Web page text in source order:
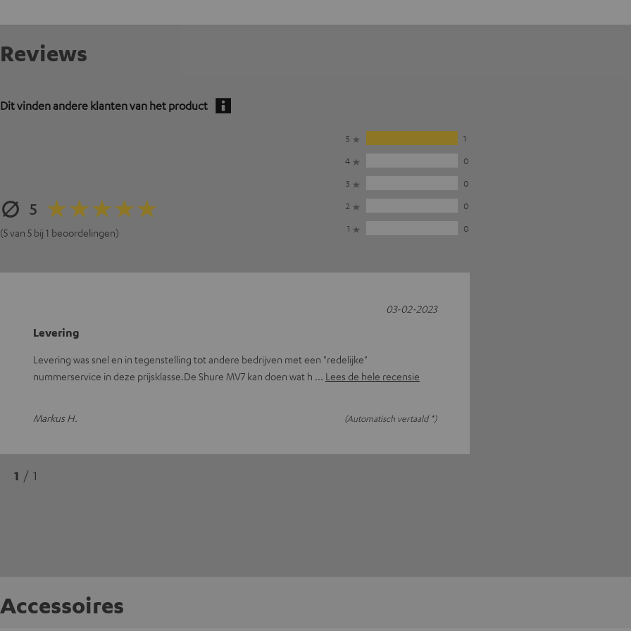
Reviews
Dit vinden andere klanten van het product
5
(5 van 5 bij 1 beoordelingen)
5
1
4
0
3
0
2
0
1
0
Levering
Levering was snel en in tegenstelling tot andere bedrijven met een "redelijke"
nummerservice in deze prijsklasse.De Shure MV7 kan doen wat h
Lees de hele recensie
Markus H. (Automatisch vertaald *)
03-02-2023
1 / 1
Accessoires